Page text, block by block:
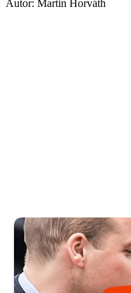
Autor: Martin Horváth